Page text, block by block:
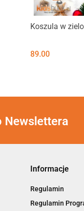
Koszula w
89.00
Newslettera
Informacje
Regulamin
Regulamin